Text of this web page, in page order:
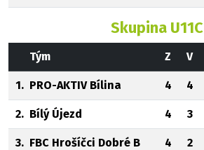
Skupina U11C
Tým Z V
1. PRO-AKTIV Bílina 4 4
2. Bílý Újezd 4 3
3. FBC Hrošíčci Dobré B 4 2